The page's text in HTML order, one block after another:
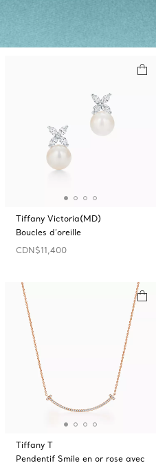
Tiffany Victoria(MD)
Boucles d’oreille
CDN$11,400
Tiffany T
Pendentif Smile en or rose avec